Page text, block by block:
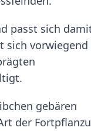
passt sich
sich vorwiegend
gebären
der